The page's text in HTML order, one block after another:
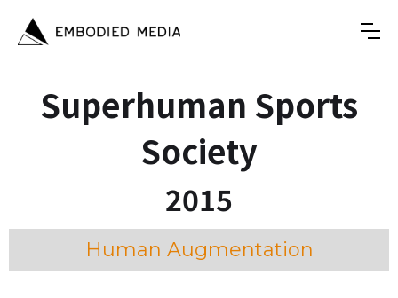
Superhuman Sports
Society
2015
Human Augmentation